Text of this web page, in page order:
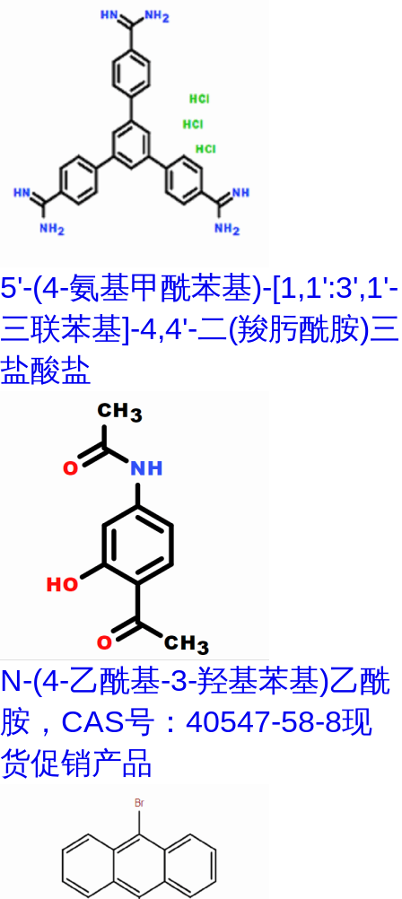
5'-(4-氨基甲酰苯基)-[1,1':3',1'-
三联苯基]-4,4'-二(羧肟酰胺)三
盐酸盐
N-(4-乙酰基-3-羟基苯基)乙酰
胺，CAS号：40547-58-8现
货促销产品